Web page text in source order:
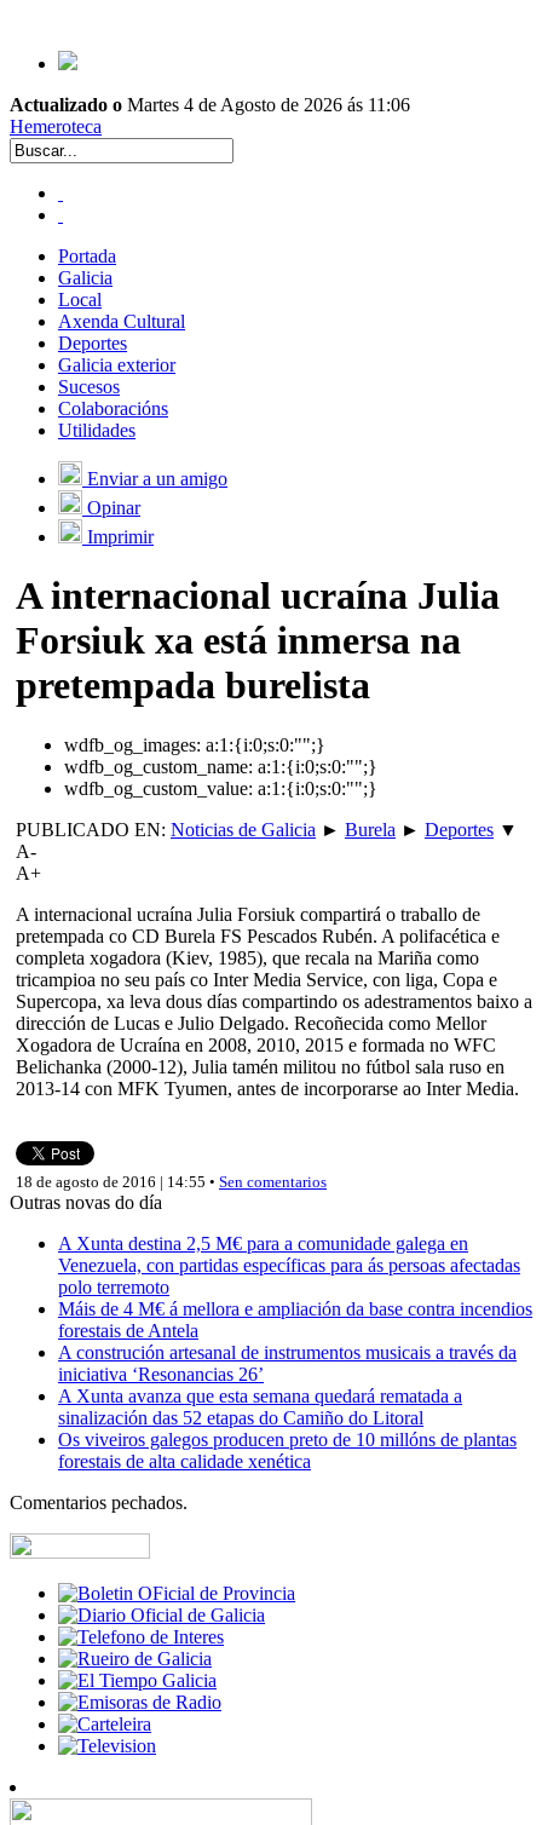
Actualizado o Martes 4 de Agosto de 2026 ás 11:06
Hemeroteca
Portada
Galicia
Local
Axenda Cultural
Deportes
Galicia exterior
Sucesos
Colaboracións
Utilidades
Enviar a un amigo
Opinar
Imprimir
A internacional ucraína Julia
Forsiuk xa está inmersa na
pretempada burelista
wdfb_og_images: a:1:{i:0;s:0:"";}
wdfb_og_custom_name: a:1:{i:0;s:0:"";}
wdfb_og_custom_value: a:1:{i:0;s:0:"";}
PUBLICADO EN: Noticias de Galicia ► Burela ► Deportes ▼
A-
A+
A internacional ucraína Julia Forsiuk compartirá o traballo de
pretempada co CD Burela FS Pescados Rubén. A polifacética e
completa xogadora (Kiev, 1985), que recala na Mariña como
tricampioa no seu país co Inter Media Service, con liga, Copa e
Supercopa, xa leva dous días compartindo os adestramentos baixo a
dirección de Lucas e Julio Delgado. Recoñecida como Mellor
Xogadora de Ucraína en 2008, 2010, 2015 e formada no WFC
Belichanka (2000-12), Julia tamén militou no fútbol sala ruso en
2013-14 con MFK Tyumen, antes de incorporarse ao Inter Media.
18 de agosto de 2016 | 14:55 • Sen comentarios
Outras novas do día
A Xunta destina 2,5 M€ para a comunidade galega en
Venezuela, con partidas específicas para ás persoas afectadas
polo terremoto
Máis de 4 M€ á mellora e ampliación da base contra incendios
forestais de Antela
A construción artesanal de instrumentos musicais a través da
iniciativa ‘Resonancias 26’
A Xunta avanza que esta semana quedará rematada a
sinalización das 52 etapas do Camiño do Litoral
Os viveiros galegos producen preto de 10 millóns de plantas
forestais de alta calidade xenética
Comentarios pechados.